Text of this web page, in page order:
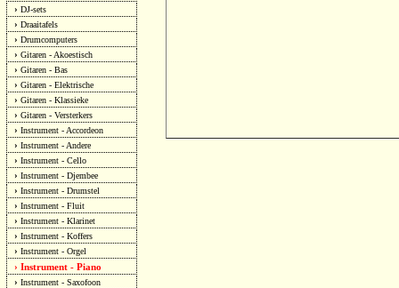
› DJ-sets
› Draaitafels
› Drumcomputers
› Gitaren - Akoestisch
› Gitaren - Bas
› Gitaren - Elektrische
› Gitaren - Klassieke
› Gitaren - Versterkers
› Instrument - Accordeon
› Instrument - Andere
› Instrument - Cello
› Instrument - Djembee
› Instrument - Drumstel
› Instrument - Fluit
› Instrument - Klarinet
› Instrument - Koffers
› Instrument - Orgel
› Instrument - Piano
› Instrument - Saxofoon